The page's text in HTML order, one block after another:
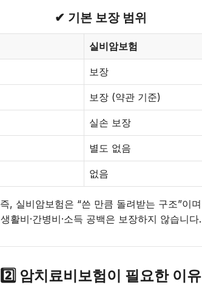
✔ 기본 보장 범위
실비암보험
보장
보장 (약관 기준)
실손 보장
별도 없음
없음
즉, 실비암보험은 “쓴 만큼 돌려받는 구조”이며
생활비·간병비·소득 공백은 보장하지 않습니다.
2️⃣ 암치료비보험이 필요한 이유